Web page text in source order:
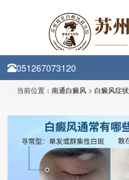
051267073120
当前位置： 南通白癜风 > 白癜风症状